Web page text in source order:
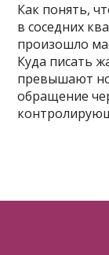
Как понять,
в соседних
произошло
Куда писать
превышают
обращение